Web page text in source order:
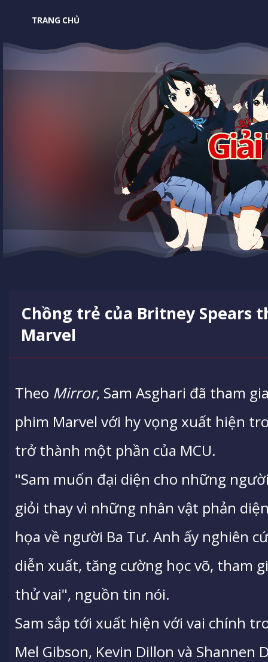
TRANG CHỦ
Chồng trẻ của Britney Spears
Marvel
Theo Mirror, Sam Asghari đã tham
phim Marvel với hy vọng xuất hiện
trở thành một phần của MCU.
"Sam muốn đại diện cho những
giỏi thay vì những nhân vật phản
họa về người Ba Tư. Anh ấy nghiên
diễn xuất, tăng cường học võ, tham
thử vai", nguồn tin nói.
Sam sắp tới xuất hiện với vai chính
Mel Gibson, Kevin Dillon và Shannen